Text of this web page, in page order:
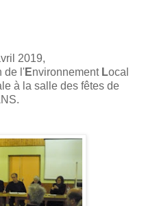
2019,
de l'Environnement Local
à la salle des fêtes de